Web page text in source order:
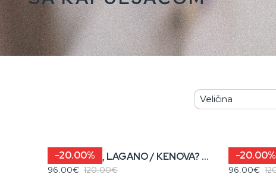
-20.00% NIJE PREŠA, LAGANO / KENOVA? • Ženski Duks sa Kapuljačom
96.00€ 120.00€
-20.00%
96.00€